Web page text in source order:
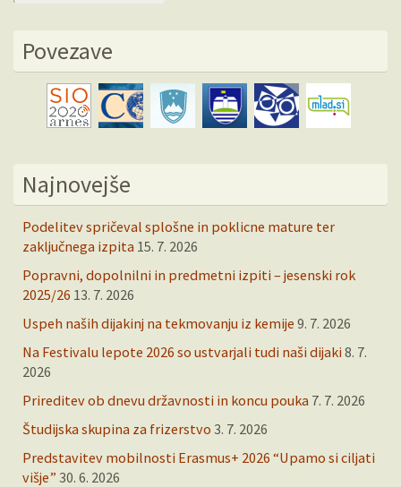
Povezave
Najnovejše
Podelitev spričeval splošne in poklicne mature ter
zaključnega izpita 15. 7. 2026
Popravni, dopolnilni in predmetni izpiti – jesenski rok
2025/26 13. 7. 2026
Uspeh naših dijakinj na tekmovanju iz kemije 9. 7. 2026
Na Festivalu lepote 2026 so ustvarjali tudi naši dijaki 8. 7.
2026
Prireditev ob dnevu državnosti in koncu pouka 7. 7. 2026
Študijska skupina za frizerstvo 3. 7. 2026
Predstavitev mobilnosti Erasmus+ 2026 “Upamo si ciljati
višje” 30. 6. 2026